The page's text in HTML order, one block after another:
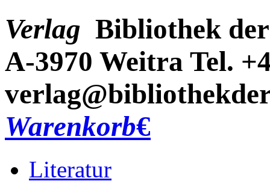
Verlag Bibliothek
A-3970 Weitra Tel.
Warenkorb€
Literatur